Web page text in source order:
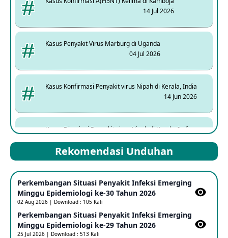
14 Jul 2026
Kasus Penyakit Virus Marburg di Uganda
04 Jul 2026
Kasus Konfirmasi Penyakit virus Nipah di Kerala, India
14 Jun 2026
Kasus Dicurigai Penyakit virus Nipah di Kerala, India
Mpox Clade 1b di Taiwan
25 May 2026
Update Informasi PHEIC Penyakit Ebola
23 May 2026
Rekomendasi Unduhan
Perkembangan Situasi Penyakit Infeksi Emerging
Minggu Epidemiologi ke-30 Tahun 2026
02 Aug 2026 | Download : 105 Kali
Perkembangan Situasi Penyakit Infeksi Emerging
Minggu Epidemiologi ke-29 Tahun 2026
25 Jul 2026 | Download : 513 Kali